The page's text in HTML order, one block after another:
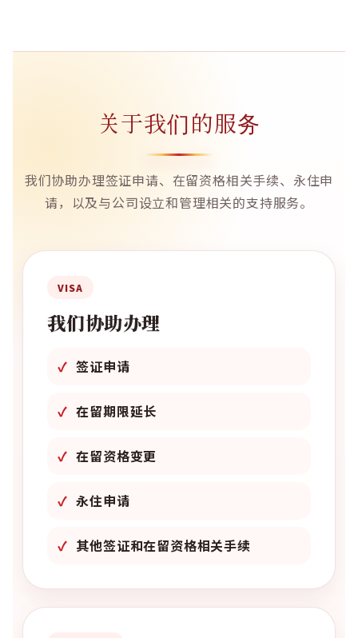
关于我们的服务
我们协助办理签证申请、在留资格相关手续、永住申
请，以及与公司设立和管理相关的支持服务。
VISA
我们协助办理
签证申请
在留期限延长
在留资格变更
永住申请
其他签证和在留资格相关手续